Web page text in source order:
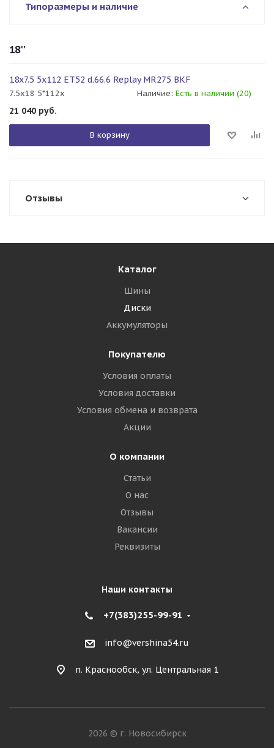
Типоразмеры и наличие
18''
18x7.5 5x112 ET52 d.66.6 Replay MR275 BKF
7.5x18 5*112x Наличие: Есть в наличии (20)
21 040 руб.
В корзину
Отзывы
Каталог
Шины
Диски
Аккумуляторы
Покупателю
Условия оплаты
Условия доставки
Условия обмена и возврата
Акции
О компании
Статьи
О нас
Отзывы
Вакансии
Реквизиты
Наши контакты
+7(383)255-99-91
info@vershina54.ru
п. Краснообск, ул. Центральная 1
2026 © г. Новосибирск